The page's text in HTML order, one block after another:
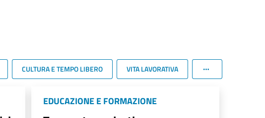
CULTURA E TEMPO LIBERO VITA LAVORATIVA
EDUCAZIONE E FORMAZIONE